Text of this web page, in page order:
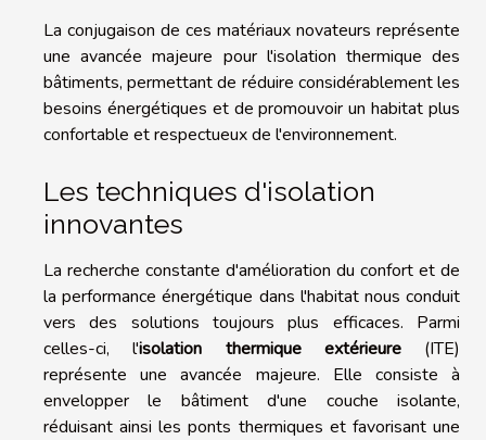
La conjugaison de ces matériaux novateurs représente
une avancée majeure pour l'isolation thermique des
bâtiments, permettant de réduire considérablement les
besoins énergétiques et de promouvoir un habitat plus
confortable et respectueux de l'environnement.
Les techniques d'isolation
innovantes
La recherche constante d'amélioration du confort et de
la performance énergétique dans l'habitat nous conduit
vers des solutions toujours plus efficaces. Parmi
celles-ci, l'isolation thermique extérieure(ITE)
représente une avancée majeure. Elle consiste à
envelopper le bâtiment d'une couche isolante,
réduisant ainsi les ponts thermiques et favorisant une